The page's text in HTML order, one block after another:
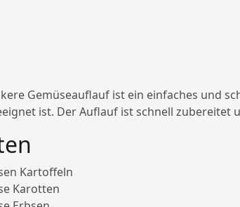
Gemüseauflauf ist ein einfaches und
ist. Der Auflauf ist schnell zubereitet
Kartoffeln
Karotten